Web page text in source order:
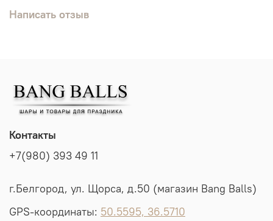
Написать отзыв
Контакты
+7(980) 393 49 11
г.Белгород, ул. Щорса, д.50 (магазин Bang Balls)
GPS-координаты: 50.5595, 36.5710